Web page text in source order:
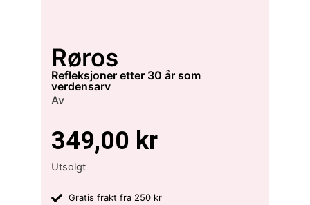
Røros
refleksjoner etter 30 år som
verdensarv
Av
349,00 kr
Utsolgt
Gratis frakt fra 250 kr